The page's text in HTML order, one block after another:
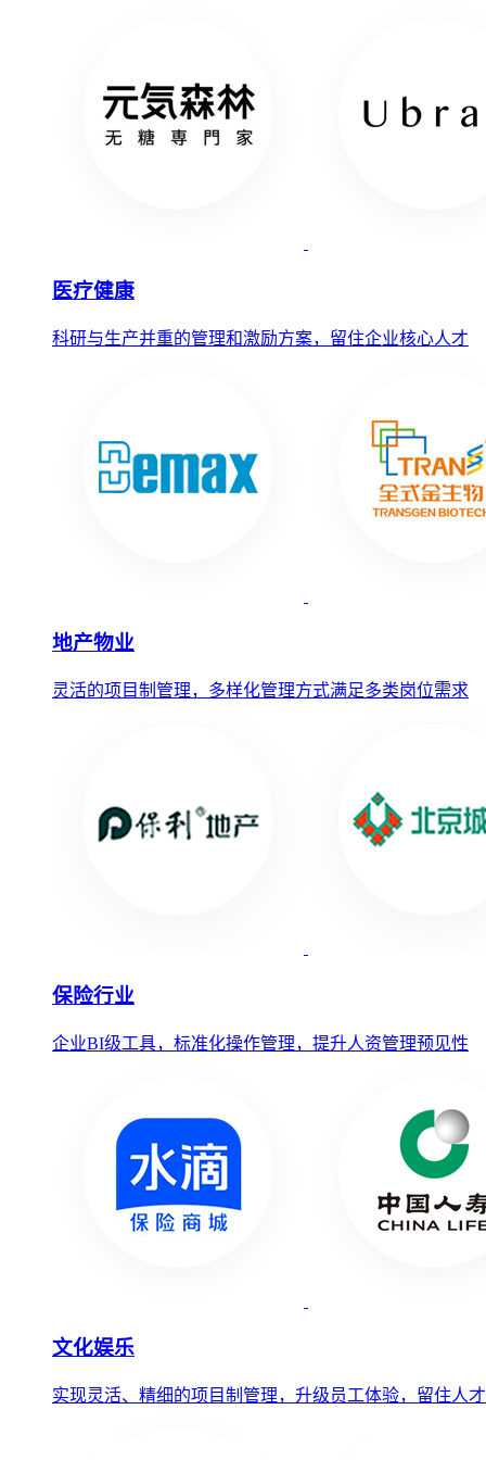
医疗健康
科研与生产并重的管理和激励方案，留住企业核心人才
地产物业
灵活的项目制管理，多样化管理方式满足多类岗位需求
保险行业
企业BI级工具，标准化操作管理，提升人资管理预见性
文化娱乐
实现灵活、精细的项目制管理，升级员工体验，留住人才